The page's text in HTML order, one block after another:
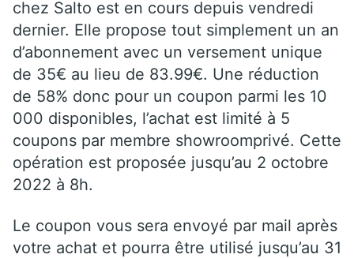
chez Salto est en cours depuis vendredi
dernier. Elle propose tout simplement un an
d’abonnement avec un versement unique
de 35€ au lieu de 83.99€. Une réduction
de 58% donc pour un coupon parmi les 10
000 disponibles, l’achat est limité à 5
coupons par membre showroomprivé. Cette
opération est proposée jusqu’au 2 octobre
2022 à 8h.
Le coupon vous sera envoyé par mail après
votre achat et pourra être utilisé jusqu’au 31